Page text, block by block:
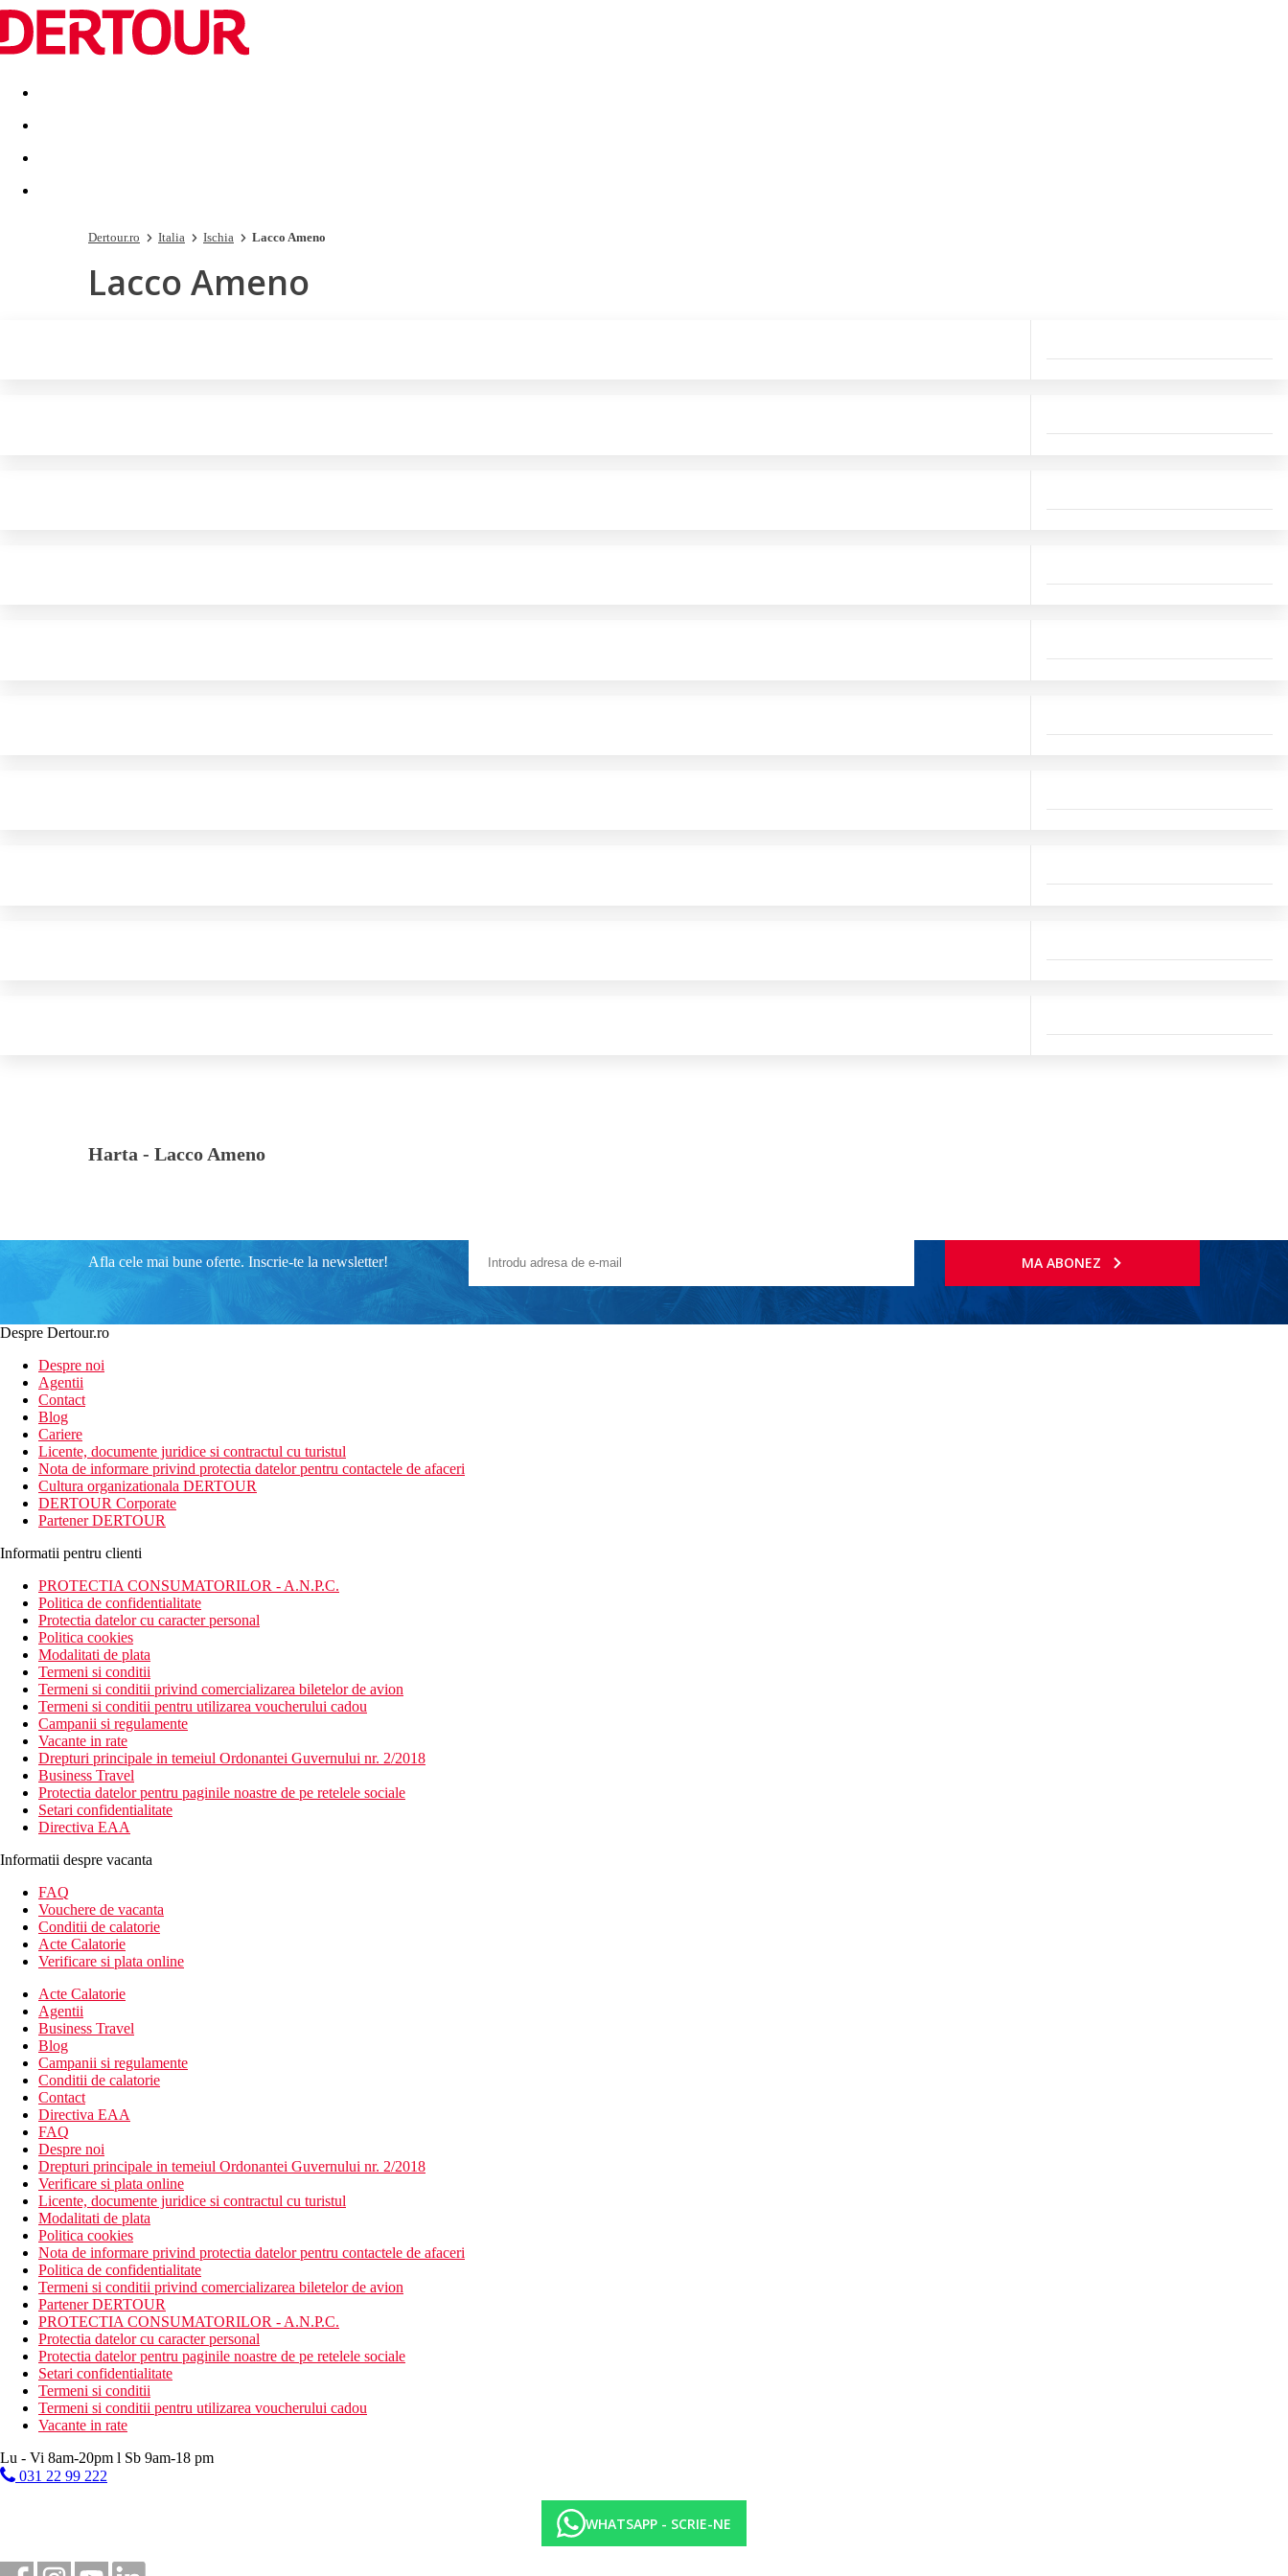
Destinatii Vacanta perfecta OFERTE DE NERATAT
Dertour.ro Italia Ischia Lacco Ameno
Lacco Ameno
Harta - Lacco Ameno
Afla cele mai bune oferte. Inscrie-te la newsletter! MA ABONEZ
Despre Dertour.ro
Despre noi
Agentii
Contact
Blog
Cariere
Licente, documente juridice si contractul cu turistul
Nota de informare privind protectia datelor pentru contactele de afaceri
Cultura organizationala DERTOUR
DERTOUR Corporate
Partener DERTOUR
Informatii pentru clienti
PROTECTIA CONSUMATORILOR - A.N.P.C.
Politica de confidentialitate
Protectia datelor cu caracter personal
Politica cookies
Modalitati de plata
Termeni si conditii
Termeni si conditii privind comercializarea biletelor de avion
Termeni si conditii pentru utilizarea voucherului cadou
Campanii si regulamente
Vacante in rate
Drepturi principale in temeiul Ordonantei Guvernului nr. 2/2018
Business Travel
Protectia datelor pentru paginile noastre de pe retelele sociale
Setari confidentialitate
Directiva EAA
Informatii despre vacanta
FAQ
Vouchere de vacanta
Conditii de calatorie
Acte Calatorie
Verificare si plata online
Acte Calatorie
Agentii
Business Travel
Blog
Campanii si regulamente
Conditii de calatorie
Contact
Directiva EAA
FAQ
Despre noi
Drepturi principale in temeiul Ordonantei Guvernului nr. 2/2018
Verificare si plata online
Licente, documente juridice si contractul cu turistul
Modalitati de plata
Politica cookies
Nota de informare privind protectia datelor pentru contactele de afaceri
Politica de confidentialitate
Termeni si conditii privind comercializarea biletelor de avion
Partener DERTOUR
PROTECTIA CONSUMATORILOR - A.N.P.C.
Protectia datelor cu caracter personal
Protectia datelor pentru paginile noastre de pe retelele sociale
Setari confidentialitate
Termeni si conditii
Termeni si conditii pentru utilizarea voucherului cadou
Vacante in rate
Lu - Vi 8am-20pm l Sb 9am-18 pm
031 22 99 222
WHATSAPP - SCRIE-NE